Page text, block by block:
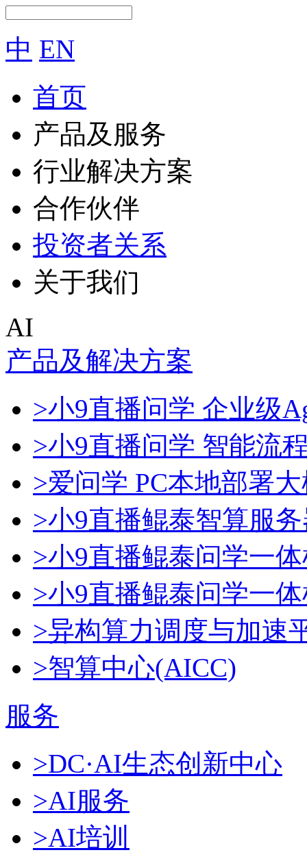
中 EN
首页
产品及服务
行业解决方案
合作伙伴
投资者关系
关于我们
AI
产品及解决方案
>小9直播问学 企业级
>小9直播问学 智能流
>爱问学 PC本地部署
>小9直播鲲泰智算服
>小9直播鲲泰问学一
>小9直播鲲泰问学一体
>异构算力调度与加速
>智算中心(AICC)
服务
>DC·AI生态创新中心
>AI服务
>AI培训